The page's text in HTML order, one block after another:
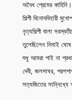
অবৈধ প্রেমের
শিল্পী বিনোদবিহারী
নৃত্যশিল্পী বালা
তুলেছিলেন নিমাই
শুধু আমরা পাই না
দেবী, জলসাঘর,
সত্যজিতের